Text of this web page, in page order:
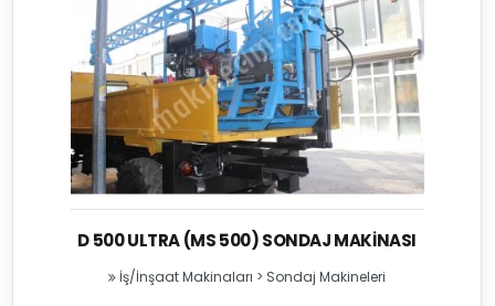
D 500 ULTRA (MS 500) SONDAJ MAKINASI
İş/İnşaat Makinaları > Sondaj Makineleri